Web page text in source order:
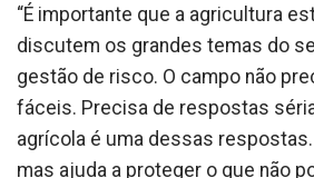
“É importante que a agricultura
discutem os grandes temas do
gestão de risco. O campo não
fáceis. Precisa de respostas
agrícola é uma dessas
mas ajuda a proteger o que não